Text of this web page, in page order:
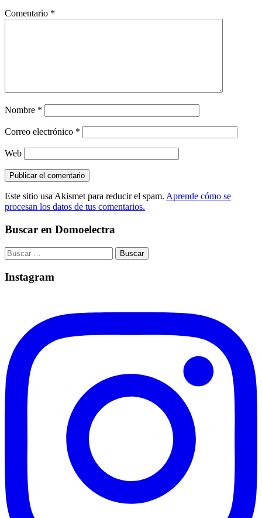
Comentario *
Nombre *
Correo electrónico *
Web
Este sitio usa Akismet para reducir el spam. Aprende cómo se
procesan los datos de tus comentarios.
Buscar en Domoelectra
Buscar:
Instagram